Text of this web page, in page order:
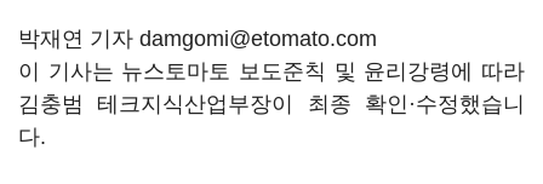
박재연 기자 damgomi@etomato.com
이 기사는 뉴스토마토 보도준칙 및 윤리강령에 따라
김충범 테크지식산업부장이 최종 확인·수정했습니
다.